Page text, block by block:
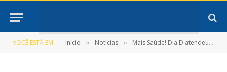
VOCÊ ESTÁ EM: Início » Notícias » Mais Saúde! Dia D atendeu centenas de crianças!